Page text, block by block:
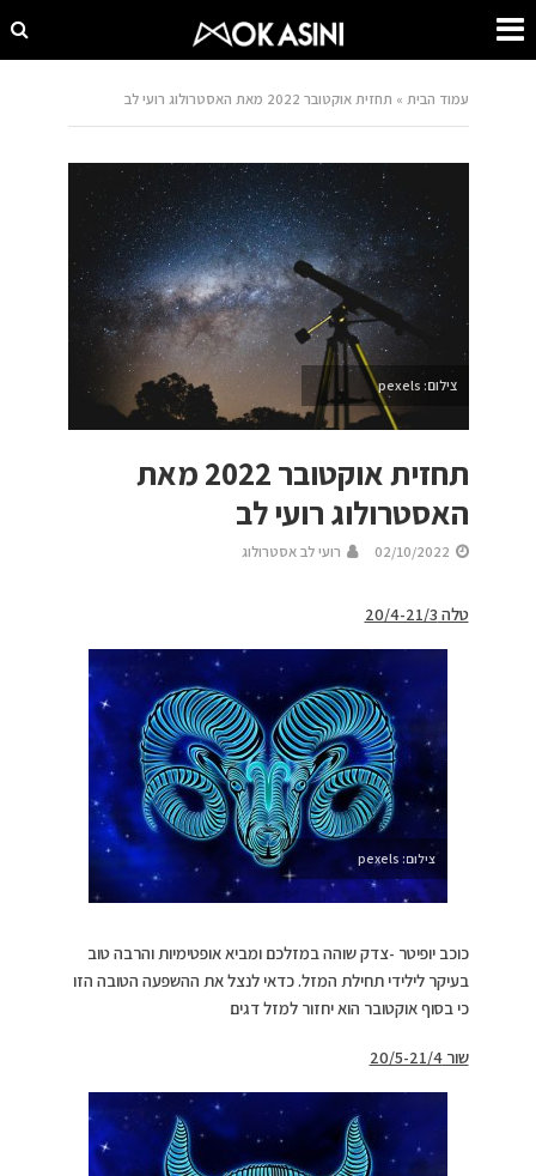
עמוד הבית » תחזית אוקטובר 2022 מאת האסטרולוג רועי לב
צילום: pexels
תחזית אוקטובר 2022 מאת
האסטרולוג רועי לב
02/10/2022 רועי לב אסטרולוג
טלה 20/4-21/3
צילום: pexels
כוכב יופיטר -צדק שוהה במזלכם ומביא אופטימיות והרבה טוב
בעיקר לילידי תחילת המזל. כדאי לנצל את ההשפעה הטובה הזו
כי בסוף אוקטובר הוא יחזור למזל דגים
שור 20/5-21/4